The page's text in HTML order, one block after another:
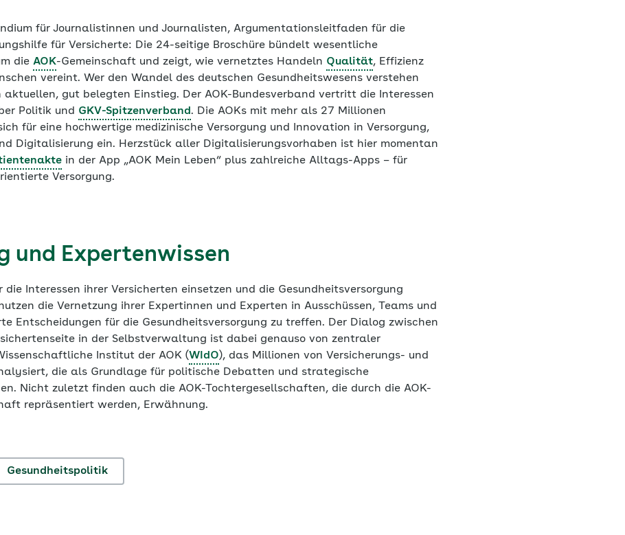
für Journalistinnen und Journalisten, Argumentationsleitfaden für die
für Versicherte: Die 24-seitige Broschüre bündelt wesentliche
die AOK-Gemeinschaft und zeigt, wie vernetztes Handeln Qualität, Effizienz
vereint. Wer den Wandel des deutschen Gesundheitswesens verstehen
gut belegten Einstieg. Der AOK-Bundesverband vertritt die Interessen
Politik und GKV-Spitzenverband . Die AOKs mit mehr als 27 Millionen
für eine hochwertige medizinische Versorgung und Innovation in Versorgung,
Digitalisierung ein. Herzstück aller Digitalisierungsvorhaben ist hier momentan
in der App „AOK Mein Leben“ plus zahlreiche Alltags-Apps – für
Versorgung.
und Expertenwissen
die Interessen ihrer Versicherten einsetzen und die Gesundheitsversorgung
die Vernetzung ihrer Expertinnen und Experten in Ausschüssen, Teams und
Entscheidungen für die Gesundheitsversorgung zu treffen. Der Dialog zwischen
in der Selbstverwaltung ist dabei genauso von zentraler
Institut der AOK (WIdO), das Millionen von Versicherungs- und
die als Grundlage für politische Debatten und strategische
Nicht zuletzt finden auch die AOK-Tochtergesellschaften, die durch die AOK-
repräsentiert werden, Erwähnung.
Gesundheitspolitik